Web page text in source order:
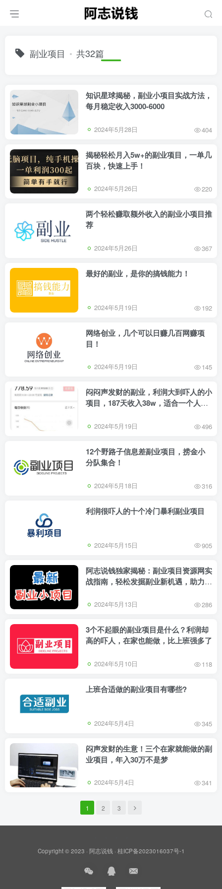
副业项目 共32篇
知识星球揭秘，副业小项目实战方法，
每月稳定收入3000-6000
2024年5月28日 404
揭秘轻松月入5w+的副业项目，一单几
百块，快速上手！
2024年5月26日 220
两个轻松赚取额外收入的副业小项目推
荐
2024年5月26日 367
最好的副业，是你的搞钱能力！
2024年5月19日 192
网络创业，几个可以日赚几百网赚项
目！
2024年5月19日 145
闷闷声发财的副业，利润大到吓人的小
项目，187天收入38w，适合一个人在
2024年5月19日 496
12个野路子信息差副业项目，捞金小
分队集合！
2024年5月18日 316
利润很吓人的十个冷门暴利副业项目
2024年5月15日 905
阿志说钱独家揭秘：副业项目资源网实
战指南，轻松发掘副业新机遇，助力实
2024年5月13日 286
3个不起眼的副业项目是什么？利润却
高的吓人，在家也能做，比上班强多了
2024年5月10日 118
上班合适做的副业项目有哪些?
2024年5月4日 345
闷声发财的生意！三个在家就能做的副
业项目，年入30万不是梦
2024年5月4日 341
1 2 3
Copyright © 2023 · 阿志说钱· 桂ICP备2023016037号-1